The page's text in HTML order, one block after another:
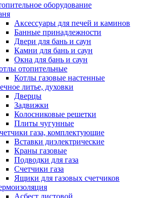
оборудование
Аксессуары для печей и каминов
Банные принадлежности
Двери для бань и саун
Камни для бань и саун
Окна для бань и саун
отопительные
Котлы газовые настенные
литье, духовки
Дверцы
Задвижки
Колосниковые решетки
Плиты чугунные
газа, комплектующие
Вставки диэлектрические
Краны газовые
Подводки для газа
Счетчики газа
Ящики для газовых счетчиков
Асбест листовой